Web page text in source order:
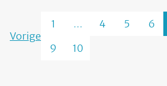
Vorige
1 … 4 5 6
9
10